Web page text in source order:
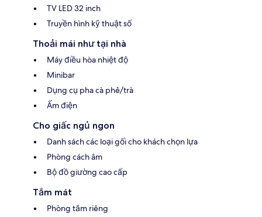
TV LED 32 inch
Truyền hình kỹ thuật số
Thoải mái như tại nhà
Máy điều hòa nhiệt độ
Minibar
Dụng cụ pha cà phê/trà
Ấm điện
Cho giấc ngủ ngon
Danh sách các loại gối cho khách chọn lựa
Phòng cách âm
Bộ đồ giường cao cấp
Tắm mát
Phòng tắm riêng